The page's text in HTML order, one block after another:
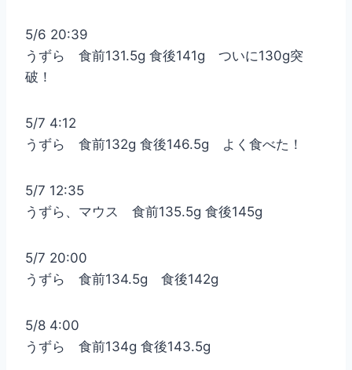
5/6 20:39
うずら 食前131.5g 食後141g ついに130g突
破！
5/7 4:12
うずら 食前132g 食後146.5g よく食べた！
5/7 12:35
うずら、マウス 食前135.5g 食後145g
5/7 20:00
うずら 食前134.5g 食後142g
5/8 4:00
うずら 食前134g 食後143.5g